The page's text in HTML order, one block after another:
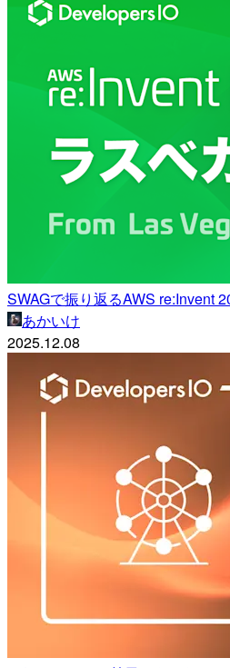
SWAGで振り返るAWS re:Invent
あかいけ
2025.12.08